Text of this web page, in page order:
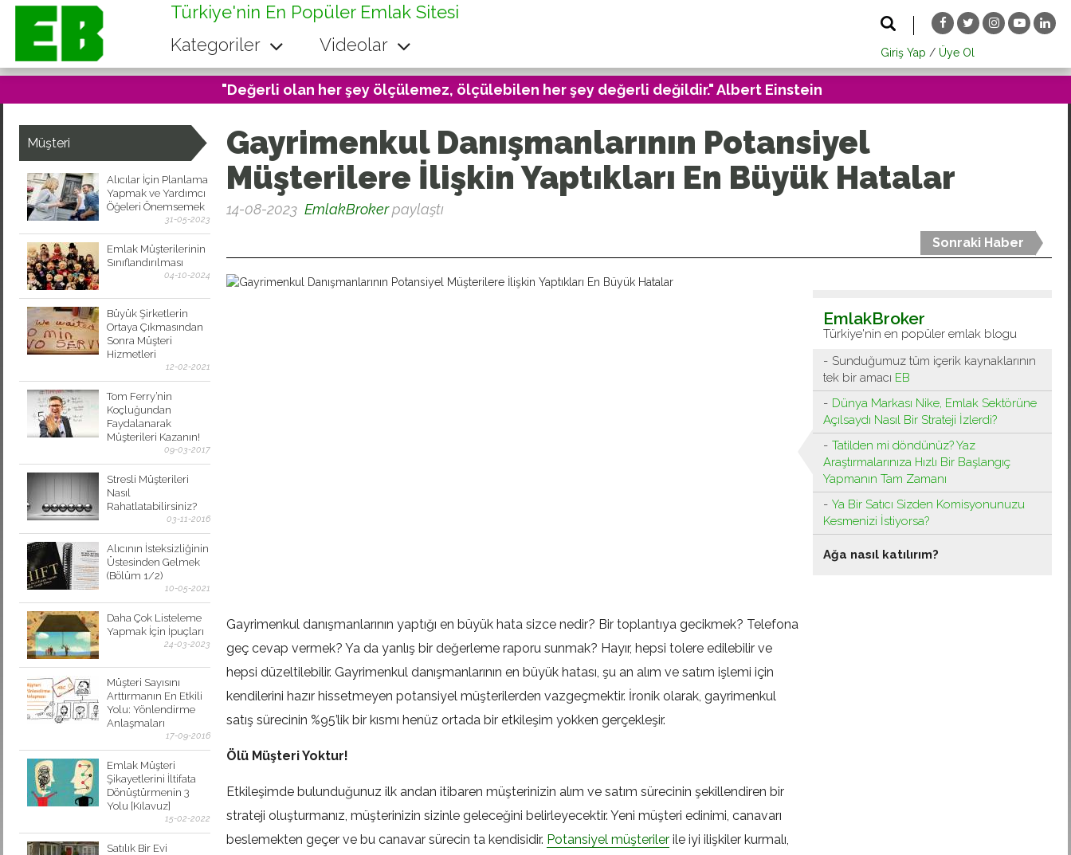
Türkiye'nin En Popüler Emlak Sitesi
Kategoriler
Videolar Giriş Yap / Üye Ol
"Değerli olan her şey ölçülemez, ölçülebilen her şey değerli değildir." Albert Einstein
Müşteri
Alıcılar İçin Planlama
Yapmak ve Yardımcı
Öğeleri Önemsemek
31-05-2023
Emlak Müşterilerinin
Sınıflandırılması
04-10-2024
Büyük Şirketlerin
Ortaya Çıkmasından
Sonra Müşteri
Hizmetleri
12-02-2021
Tom Ferry’nin
Koçluğundan
Faydalanarak
Müşterileri Kazanın!
09-03-2017
Stresli Müşterileri
Nasıl
Rahatlatabilirsiniz?
03-11-2016
Alıcının İsteksizliğinin
Üstesinden Gelmek
(Bölüm 1/2)
10-05-2021
Daha Çok Listeleme
Yapmak İçin İpuçları
24-03-2023
Müşteri Sayısını
Arttırmanın En Etkili
Yolu: Yönlendirme
Anlaşmaları
17-09-2016
Emlak Müşteri
Şikayetlerini İltifata
Dönüştürmenin 3
Yolu [Kılavuz]
15-02-2022
Satılık Bir Evi
Gayrimenkul Danışmanlarının Potansiyel
Müşterilere İlişkin Yaptıkları En Büyük Hatalar
14-08-2023 EmlakBrokerpaylaştı
Sonraki Haber
Gayrimenkul danışmanlarının yaptığı en büyük hata sizce nedir? Bir toplantıya gecikmek? Telefona
geç cevap vermek? Ya da yanlış bir değerleme raporu sunmak? Hayır, hepsi tolere edilebilir ve
hepsi düzeltilebilir. Gayrimenkul danışmanlarının en büyük hatası, şu an alım ve satım işlemi için
kendilerini hazır hissetmeyen potansiyel müşterilerden vazgeçmektir. İronik olarak, gayrimenkul
satış sürecinin %95’lik bir kısmı henüz ortada bir etkileşim yokken gerçekleşir.
Ölü Müşteri Yoktur!
Etkileşimde bulunduğunuz ilk andan itibaren müşterinizin alım ve satım sürecinin şekillendiren bir
strateji oluşturmanız, müşterinizin sizinle geleceğini belirleyecektir. Yeni müşteri edinimi, canavarı
beslemekten geçer ve bu canavar sürecin ta kendisidir. Potansiyel müşteriler ile iyi ilişkiler kurmalı,
EmlakBroker
Türkiye'nin en popüler emlak blogu
Sunduğumuz tüm içerik kaynaklarının
tek bir amacı EB
Dünya Markası Nike, Emlak Sektörüne
Açılsaydı Nasıl Bir Strateji İzlerdi?
Tatilden mi döndünüz? Yaz
Araştırmalarınıza Hızlı Bir Başlangıç ​​
Yapmanın Tam Zamanı
Ya Bir Satıcı Sizden Komisyonunuzu
Kesmenizi İstiyorsa?
Ağa nasıl katılırım?